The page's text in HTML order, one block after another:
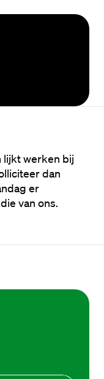
lijkt werken bij
dan
er
van ons.